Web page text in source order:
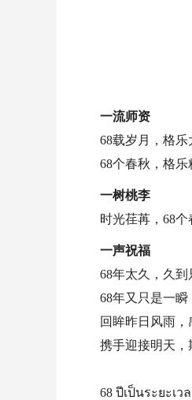
一流师资
68载岁月，格乐
68个春秋，格乐
一树桃李
时光荏苒，68
一声祝福
68年太久，久到
68年又只是一瞬
回眸昨日风雨，
携手迎接明天，
68 ปีเป็นระยะเ